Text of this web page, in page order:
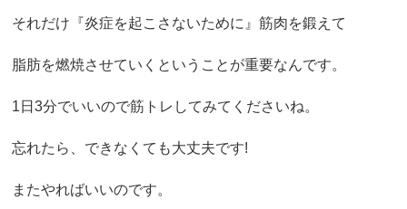
それだけ『炎症を起こさないために』筋肉を鍛えて
脂肪を燃焼させていくということが重要なんです。
1日3分でいいので筋トレしてみてくださいね。
忘れたら、できなくても大丈夫です!
またやればいいのです。